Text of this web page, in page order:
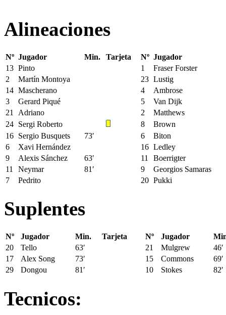
Alineaciones
Nº Jugador Min. Tarjeta Nº Jugador
13 Pinto 1
Fraser Forster
2
Martín Montoya 23 Lustig
14 Mascherano 4
Ambrose
3
Gerard Piqué 5
Van Dijk
21
Adriano 2
Matthews
24 Sergi Roberto 8
Brown
16 Sergio Busquets 73′ 6
Biton
6
Xavi Hernández 16 Ledley
9
Alexis Sánchez 63′ 11
Boerrigter
11
Neymar 81′ 9
Georgios Samaras
7
Pedrito 20 Pukki
Suplentes
Nº Jugador Min. Tarjeta Nº Jugador
20
Tello 63′ 21 Mulgrew
46′
17
Alex Song 73′ 15 Commons
69′
29
Dongou 81′ 10 Stokes 82′
Tecnicos: